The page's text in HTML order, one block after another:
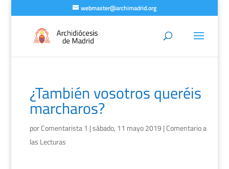
webmaster@archimadrid.org
¿También vosotros queréis
marcharos?
porComentarista 1 |sábado, 11 mayo 2019 |Comentario a
las Lecturas